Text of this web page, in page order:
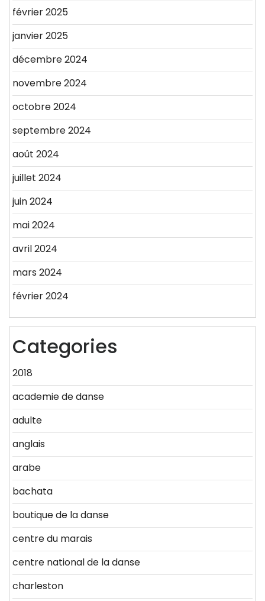
février 2025
janvier 2025
décembre 2024
novembre 2024
octobre 2024
septembre 2024
août 2024
juillet 2024
juin 2024
mai 2024
avril 2024
mars 2024
février 2024
Categories
2018
academie de danse
adulte
anglais
arabe
bachata
boutique de la danse
centre du marais
centre national de la danse
charleston